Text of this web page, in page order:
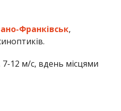
Франківськ,
7-12 м/с, вдень місцями